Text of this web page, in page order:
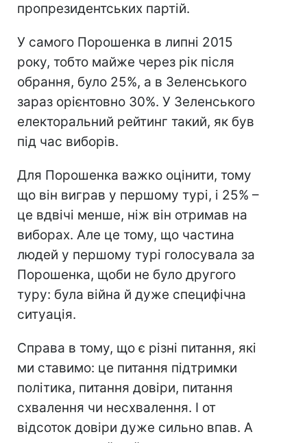
пропрезидентських партій.
У самого Порошенка в липні 2015
року, тобто майже через рік після
обрання, було 25%, а в Зеленського
зараз орієнтовно 30%. У Зеленського
електоральний рейтинг такий, як був
під час виборів.
Для Порошенка важко оцінити, тому
що він виграв у першому турі, і 25% –
це вдвічі менше, ніж він отримав на
виборах. Але це тому, що частина
людей у першому турі голосувала за
Порошенка, щоби не було другого
туру: була війна й дуже специфічна
ситуація.
Справа в тому, що є різні питання, які
ми ставимо: це питання підтримки
політика, питання довіри, питання
схвалення чи несхвалення. І от
відсоток довіри дуже сильно впав. А